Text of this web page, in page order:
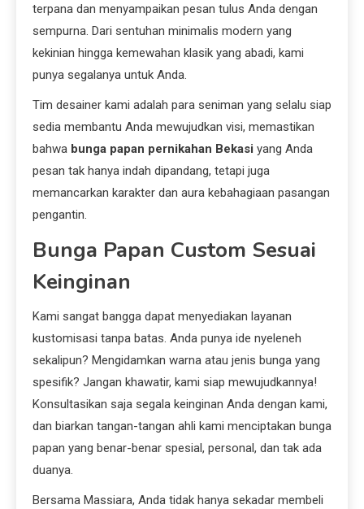
terpana dan menyampaikan pesan tulus Anda dengan
sempurna. Dari sentuhan minimalis modern yang
kekinian hingga kemewahan klasik yang abadi, kami
punya segalanya untuk Anda.
Tim desainer kami adalah para seniman yang selalu siap
sedia membantu Anda mewujudkan visi, memastikan
bahwa bunga papan pernikahan Bekasi yang Anda
pesan tak hanya indah dipandang, tetapi juga
memancarkan karakter dan aura kebahagiaan pasangan
pengantin.
Bunga Papan Custom Sesuai
Keinginan
Kami sangat bangga dapat menyediakan layanan
kustomisasi tanpa batas. Anda punya ide nyeleneh
sekalipun? Mengidamkan warna atau jenis bunga yang
spesifik? Jangan khawatir, kami siap mewujudkannya!
Konsultasikan saja segala keinginan Anda dengan kami,
dan biarkan tangan-tangan ahli kami menciptakan bunga
papan yang benar-benar spesial, personal, dan tak ada
duanya.
Bersama Massiara, Anda tidak hanya sekadar membeli